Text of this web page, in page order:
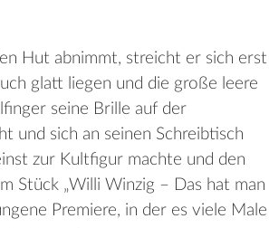
Hut abnimmt, streicht er sich erst
glatt liegen und die große leere
seine Brille auf der
und sich an seinen Schreibtisch
zur Kultfigur machte und den
Stück „Willi Winzig – Das hat man
Premiere, in der es viele Male